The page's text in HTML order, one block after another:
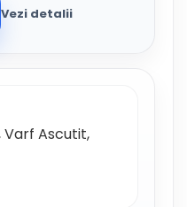
Vezi detalii